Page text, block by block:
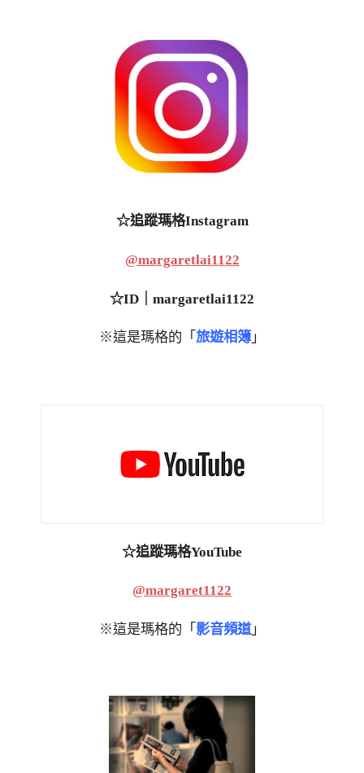
☆追蹤瑪格Instagram
@margaretlai1122
☆ID｜margaretlai1122
※這是瑪格的「 旅遊相簿 」
☆追蹤瑪格YouTube
@margaret1122
※這是瑪格的「 影音頻道」